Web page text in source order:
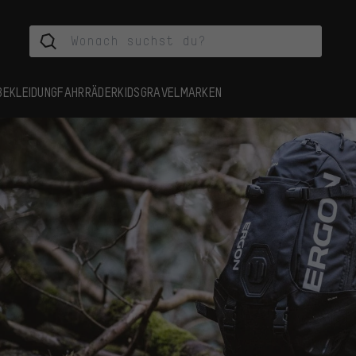
FAHRRÄDERKIDSGRAVEL MARKEN